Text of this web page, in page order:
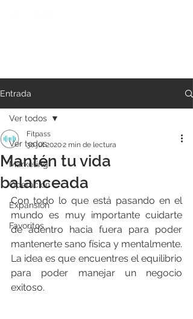
Entrada
Ver todos
Marketing
Operación
Expansión
Favoritos
Ver todos
Mantén tu vida
balanceada
Fitpass
30 jul 20202 min de lectura
Con todo lo que está pasando en el
mundo es muy importante cuidarte
de adentro hacia fuera para poder
mantenerte sano física y mentalmente.
La idea es que encuentres el equilibrio
para poder manejar un negocio
exitoso.